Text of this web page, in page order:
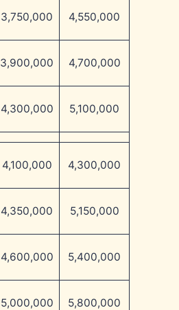
3,750,000 4,550,000
3,900,000 4,700,000
4,300,000 5,100,000
4,100,000 4,300,000
4,350,000 5,150,000
4,600,000 5,400,000
5,000,000 5,800,000